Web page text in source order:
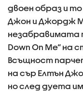
двоен образ и
Джон и Джордж
незабравимата
Down On Me“ на
Всъщност
на сър Елтън
но след дуета